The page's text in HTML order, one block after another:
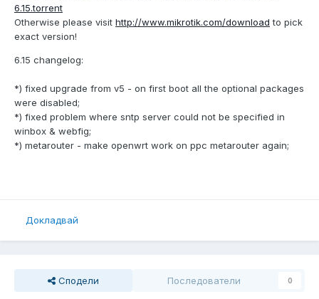
6.15.torrent
Otherwise please visit http://www.mikrotik.com/download to pick
exact version!
6.15 changelog:
*) fixed upgrade from v5 - on first boot all the optional packages
were disabled;
*) fixed problem where sntp server could not be specified in
winbox & webfig;
*) metarouter - make openwrt work on ppc metarouter again;
Докладвай
Сподели Последователи 0